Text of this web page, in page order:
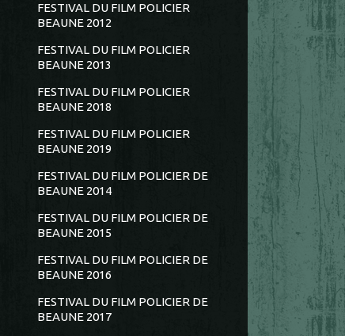
FESTIVAL DU FILM POLICIER
BEAUNE 2012
FESTIVAL DU FILM POLICIER
BEAUNE 2013
FESTIVAL DU FILM POLICIER
BEAUNE 2018
FESTIVAL DU FILM POLICIER
BEAUNE 2019
FESTIVAL DU FILM POLICIER DE
BEAUNE 2014
FESTIVAL DU FILM POLICIER DE
BEAUNE 2015
FESTIVAL DU FILM POLICIER DE
BEAUNE 2016
FESTIVAL DU FILM POLICIER DE
BEAUNE 2017